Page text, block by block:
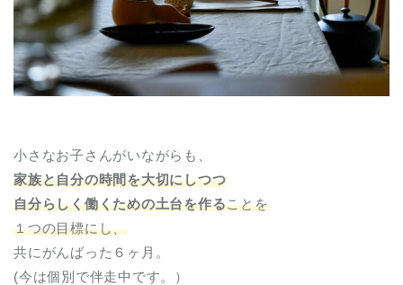
小さなお子さんがいながらも、
家族と自分の時間を大切にしつつ
自分らしく働くための土台を作ることを
１つの目標にし、
共にがんばった６ヶ月。
(今は個別で伴走中です。）